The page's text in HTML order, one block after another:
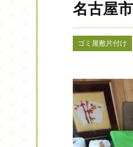
名古屋
ゴミ屋敷片付け